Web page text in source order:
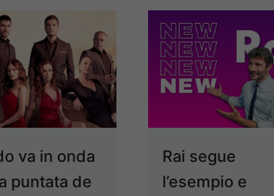
va in onda
puntata de
Rai segue
l’esempio e